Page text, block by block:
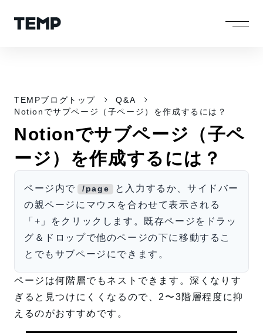
TEMPブログトップ
Q&A
Notionでサブページ（子ページ）を作成するには？
Notionでサブページ（子ペ
ージ）を作成するには？
ページ内で /page
と入力するか、サイドバー
の親ページにマウスを合わせて表示される
「+」をクリックします。既存ページをドラッ
グ＆ドロップで他のページの下に移動するこ
とでもサブページにできます。
ページは何階層でもネストできます。深くなりす
ぎると見つけにくくなるので、2〜3階層程度に抑
えるのがおすすめです。